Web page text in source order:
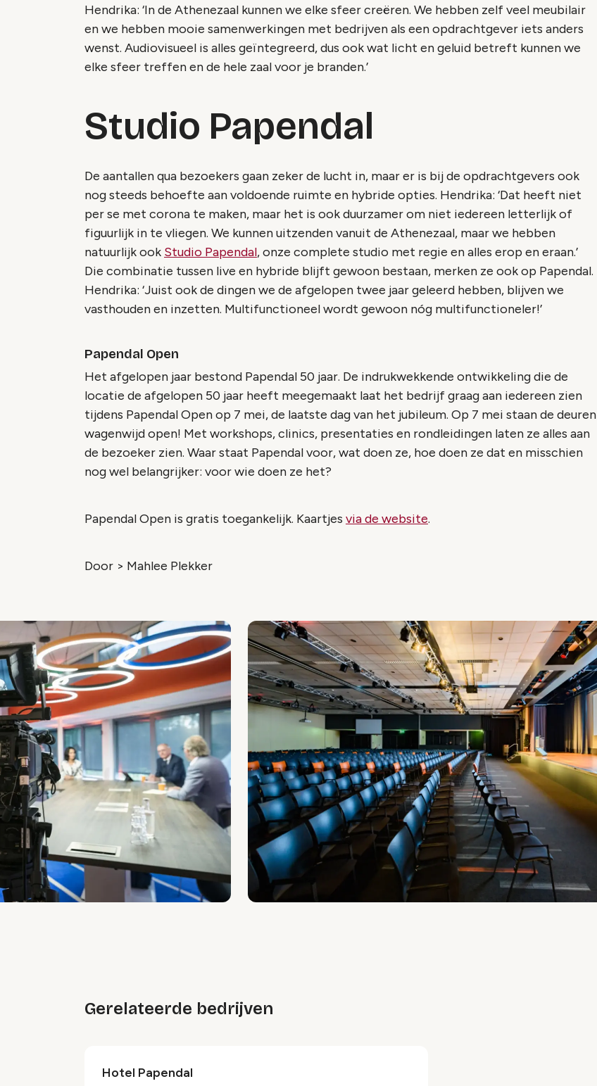
Hendrika: ‘In de Athenezaal kunnen we elke sfeer creëren. We hebben zelf veel meubilair
en we hebben mooie samenwerkingen met bedrijven als een opdrachtgever iets anders
wenst. Audiovisueel is alles geïntegreerd, dus ook wat licht en geluid betreft kunnen we
elke sfeer treffen en de hele zaal voor je branden.’
Studio Papendal
De aantallen qua bezoekers gaan zeker de lucht in, maar er is bij de opdrachtgevers ook
nog steeds behoefte aan voldoende ruimte en hybride opties. Hendrika: ‘Dat heeft niet
per se met corona te maken, maar het is ook duurzamer om niet iedereen letterlijk of
figuurlijk in te vliegen. We kunnen uitzenden vanuit de Athenezaal, maar we hebben
natuurlijk ook Studio Papendal, onze complete studio met regie en alles erop en eraan.’
Die combinatie tussen live en hybride blijft gewoon bestaan, merken ze ook op Papendal.
Hendrika: ‘Juist ook de dingen we de afgelopen twee jaar geleerd hebben, blijven we
vasthouden en inzetten. Multifunctioneel wordt gewoon nóg multifunctioneler!’
Papendal Open
Het afgelopen jaar bestond Papendal 50 jaar. De indrukwekkende ontwikkeling die de
locatie de afgelopen 50 jaar heeft meegemaakt laat het bedrijf graag aan iedereen zien
tijdens Papendal Open op 7 mei, de laatste dag van het jubileum. Op 7 mei staan de deuren
wagenwijd open! Met workshops, clinics, presentaties en rondleidingen laten ze alles aan
de bezoeker zien. Waar staat Papendal voor, wat doen ze, hoe doen ze dat en misschien
nog wel belangrijker: voor wie doen ze het?
Papendal Open is gratis toegankelijk. Kaartjes via de website.
Door > Mahlee Plekker
Gerelateerde bedrijven
Hotel Papendal